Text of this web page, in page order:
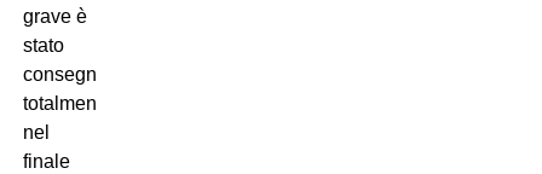
grave è
stato
consegnarsi
totalmente
nel
finale